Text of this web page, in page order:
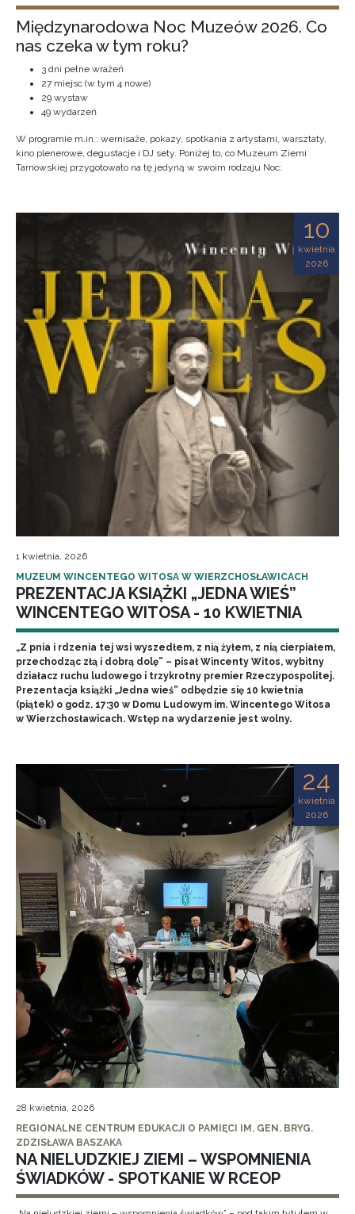
Międzynarodowa Noc Muzeów 2026. Co
nas czeka w tym roku?
3 dni pełne wrażeń
27 miejsc (w tym 4 nowe)
29 wystaw
49 wydarzeń
W programie m.in.: wernisaże, pokazy, spotkania z artystami, warsztaty,
kino plenerowe, degustacje i DJ sety. Poniżej to, co Muzeum Ziemi
Tarnowskiej przygotowało na tę jedyną w swoim rodzaju Noc:
10
kwietnia
2026
1 kwietnia, 2026
MUZEUM WINCENTEGO WITOSA W WIERZCHOSŁAWICACH
PREZENTACJA KSIĄŻKI „JEDNA WIEŚ”
WINCENTEGO WITOSA - 10 KWIETNIA
„Z pnia i rdzenia tej wsi wyszedłem, z nią żyłem, z nią cierpiałem,
przechodząc złą i dobrą dolę” – pisał Wincenty Witos, wybitny
działacz ruchu ludowego i trzykrotny premier Rzeczypospolitej.
Prezentacja książki „Jedna wieś” odbędzie się 10 kwietnia
(piątek) o godz. 17:30 w Domu Ludowym im. Wincentego Witosa
w Wierzchosławicach. Wstęp na wydarzenie jest wolny.
24
kwietnia
2026
28 kwietnia, 2026
REGIONALNE CENTRUM EDUKACJI O PAMIĘCI IM. GEN. BRYG.
ZDZISŁAWA BASZAKA
NA NIELUDZKIEJ ZIEMI – WSPOMNIENIA
ŚWIADKÓW - SPOTKANIE W RCEOP